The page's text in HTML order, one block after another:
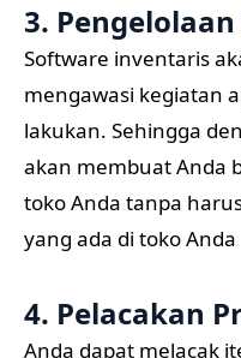
3.
Software inventaris
mengawasi kegiatan
lakukan. Sehingga
akan membuat Anda
toko Anda tanpa
yang ada di toko Anda
4. Pelacakan
Anda dapat melacak